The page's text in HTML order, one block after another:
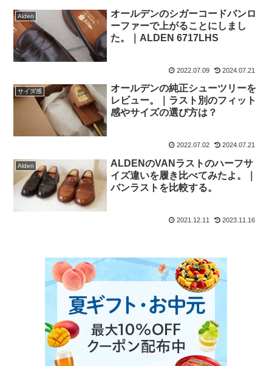
Alden
オールデンのシガーコードバンロ
ーファーで上がることにしまし
た。｜ALDEN 6717LHS
2022.07.09 2024.07.21
サイズ感
オールデンの純正シューツリーを
レビュー。｜ラスト別のフィット
感やサイズの選び方は？
2022.07.02 2024.07.21
Alden
ALDENのVANラストのハーフサ
イズ違いを履き比べてみたよ。｜
バンラストを比較する。
2021.12.11 2023.11.16